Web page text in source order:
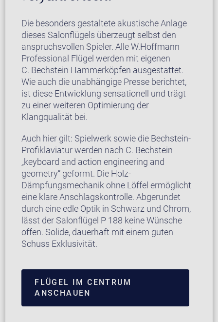
Die besonders gestaltete akustische Anlage
dieses Salonflügels überzeugt selbst den
anspruchsvollen Spieler. Alle W.Hoffmann
Professional Flügel werden mit eigenen
C. Bechstein Hammerköpfen ausgestattet.
Wie auch die unabhängige Presse berichtet,
ist diese Entwicklung sensationell und trägt
zu einer weiteren Optimierung der
Klangqualität bei.
Auch hier gilt: Spielwerk sowie die Bechstein-
Profiklaviatur werden nach C. Bechstein
„keyboard and action engineering and
geometry“ geformt. Die Holz-
Dämpfungsmechanik ohne Löffel ermöglicht
eine klare Anschlagskontrolle. Abgerundet
durch eine edle Optik in Schwarz und Chrom,
lässt der Salonflügel P 188 keine Wünsche
offen. Solide, dauerhaft mit einem guten
Schuss Exklusivität.
FLÜGEL IM CENTRUM
ANSCHAUEN